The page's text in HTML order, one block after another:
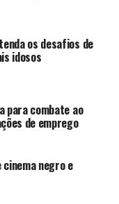
os desafios de
idosos
para combate ao
de emprego
negro e